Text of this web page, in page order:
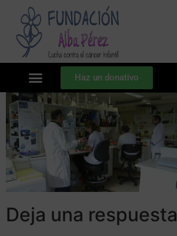
Haz un donativo
Deja una respuesta